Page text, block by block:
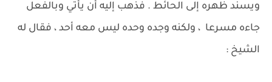
ويسند ظهره إلى الحائط . فذهب إليه أن يأتي وبالفعل
جاءه مسرعا ، ولكنه وجده وحده ليس معه أحد ، فقال له
الشيخ :